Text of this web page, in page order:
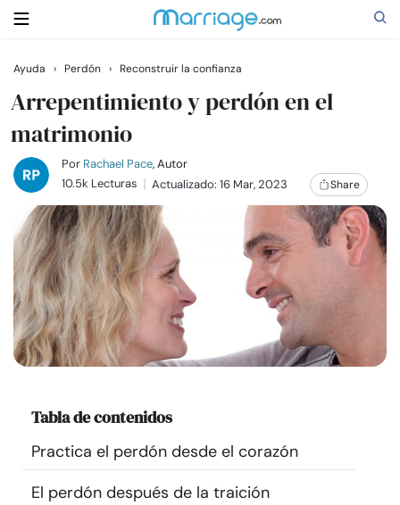
Buscar
Casarse
Relaciones
Familia
Ayuda
Cursos
Recursos
Comunidad
Ayuda › Perdón › Reconstruir la confianza
Arrepentimiento y perdón en el
matrimonio
Por Rachael Pace, Autor
10.5k Lecturas
Actualizado: 16 Mar, 2023 Share
Tabla de contenidos
Practica el perdón desde el corazón
El perdón después de la traición